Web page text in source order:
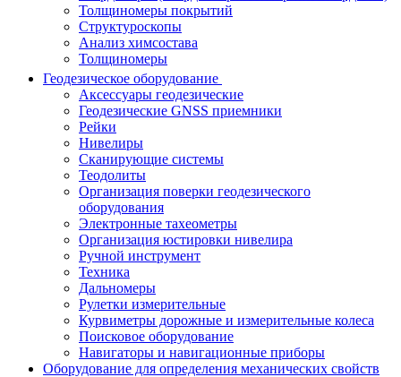
Толщиномеры покрытий
Структуроскопы
Анализ химсостава
Толщиномеры
Геодезическое оборудование
Аксессуары геодезические
Геодезические GNSS приемники
Рейки
Нивелиры
Сканирующие системы
Теодолиты
Организация поверки геодезического
оборудования
Электронные тахеометры
Организация юстировки нивелира
Ручной инструмент
Техника
Дальномеры
Рулетки измерительные
Курвиметры дорожные и измерительные колеса
Поисковое оборудование
Навигаторы и навигационные приборы
Оборудование для определения механических свойств